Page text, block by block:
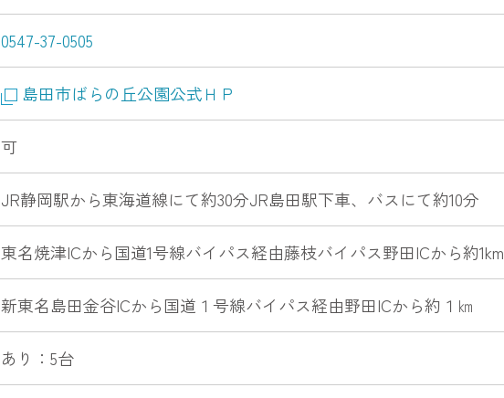
0547-37-0505
島田市ばらの丘公園公式ＨＰ
可
JR静岡駅から東海道線にて約30分JR島田駅下車、バスにて約10分
東名焼津ICから国道1号線バイパス経由藤枝バイパス野田ICから約1km
新東名島田金谷ICから国道１号線バイパス経由野田ICから約１㎞
あり：5台